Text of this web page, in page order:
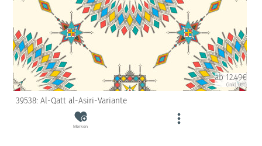
ab 12.49€
(inkl. USt)
39538: Al-Qatt al-Asiri-Variante
Merken